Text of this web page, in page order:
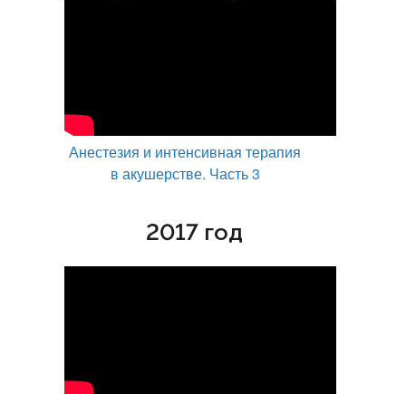
Анестезия и интенсивная терапия
в акушерстве. Часть 3
2017 год